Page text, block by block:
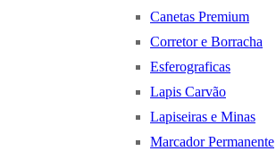
Canetas Premium
Corretor e Borracha
Esferograficas
Lapis Carvão
Lapiseiras e Minas
Marcador Permanente